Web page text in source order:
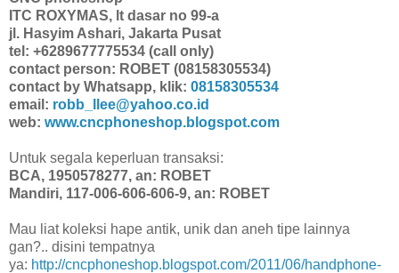
ITC ROXYMAS, lt dasar no 99-a
jl. Hasyim Ashari, Jakarta Pusat
tel: +6289677775534 (call only)
contact person: ROBET (08158305534)
contact by Whatsapp, klik: 08158305534
email: robb_llee@yahoo.co.id
web: www.cncphoneshop.blogspot.com
Untuk segala keperluan transaksi:
BCA, 1950578277, an: ROBET
Mandiri, 117-006-606-606-9, an: ROBET
Mau liat koleksi hape antik, unik dan aneh tipe lainnya
gan?.. disini tempatnya
ya: http://cncphoneshop.blogspot.com/2011/06/handphone-